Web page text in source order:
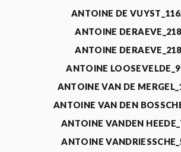
ANTOINE DE
ANTOINE
ANTOINE
ANTOINE
ANTOINE VAN DE
ANTOINE VAN DEN
ANTOINE VANDEN
ANTOINE